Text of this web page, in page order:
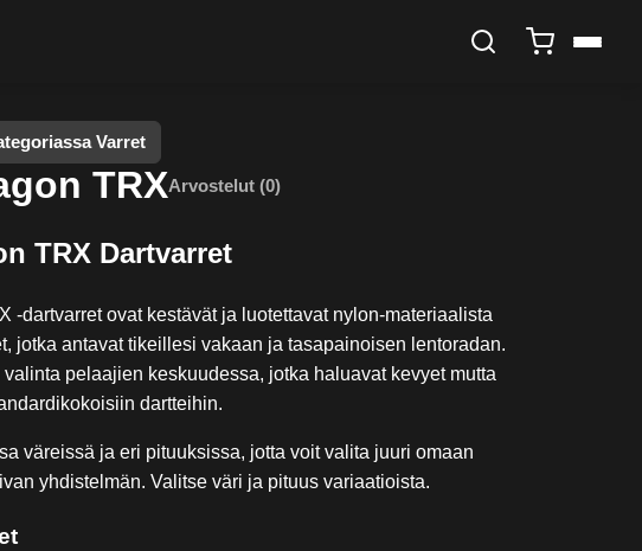
Varret
TRXArvostelut (0)
TRX Dartvarret
-dartvarret ovat kestävät ja luotettavat nylon‑materiaalista
jotka antavat tikeillesi vakaan ja tasapainoisen lentoradan.
valinta pelaajien keskuudessa, jotka haluavat kevyet mutta
dartteihin.
väreissä ja eri pituuksissa, jotta voit valita juuri omaan
yhdistelmän. Valitse väri ja pituus variaatioista.